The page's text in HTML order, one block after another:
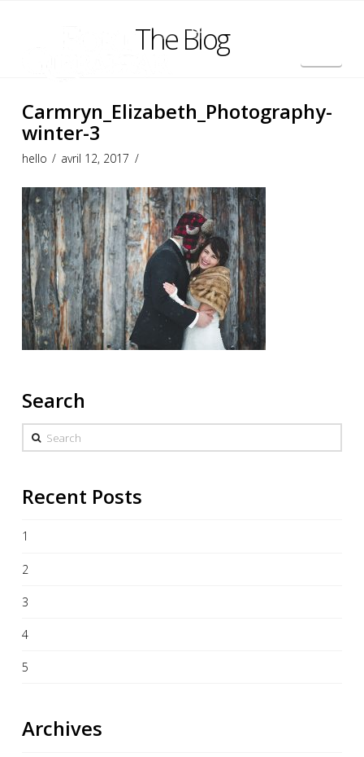
The Blog
Carmryn_Elizabeth_Photography-
winter-3
hello avril 12, 2017
Search
Search
Recent Posts
1
2
3
4
5
Archives